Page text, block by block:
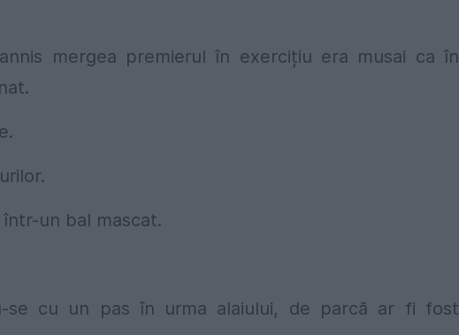
mergea premierul în exercițiu era musai ca în
un bal mascat.
se cu un pas în urma alaiului, de parcă ar fi fost